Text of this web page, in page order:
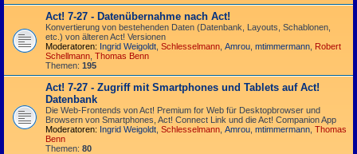
Act! 7-27 - Datenübernahme nach Act!
Konvertierung von bestehenden Daten (Datenbank, Layouts, Schablonen,
etc.) von älteren Act! Versionen
Moderatoren: Ingrid Weigoldt Schlesselmann Amrou mtimmermann Robert
Schellmann Thomas Benn
Themen: 195
Act! 7-27 - Zugriff mit Smart­phones und Tablets auf Act!
Datenbank
Die Web-Frontends von Act! Premium for Web für Desktop­browser und
Browsern von Smart­phones, Act! Connect Link und die Act! Companion App
Moderatoren: Ingrid Weigoldt Schlesselmann Amrou mtimmermann Thomas
Benn
Themen: 80